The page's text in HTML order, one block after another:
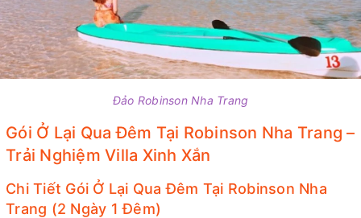
Đảo Robinson Nha Trang
Gói Ở Lại Qua Đêm Tại Robinson Nha Trang –
Trải Nghiệm Villa Xinh Xắn
Chi Tiết Gói Ở Lại Qua Đêm Tại Robinson Nha
Trang (2 Ngày 1 Đêm)